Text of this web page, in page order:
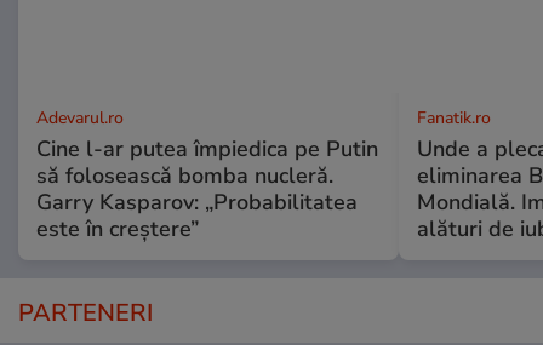
Adevarul.ro
Cine l-ar putea împiedica pe Putin
să folosească bomba nucleră.
Garry Kasparov: „Probabilitatea
este în creștere”
Fanatik.ro
Unde a
eliminarea
Mondială.
alături de
PARTENERI